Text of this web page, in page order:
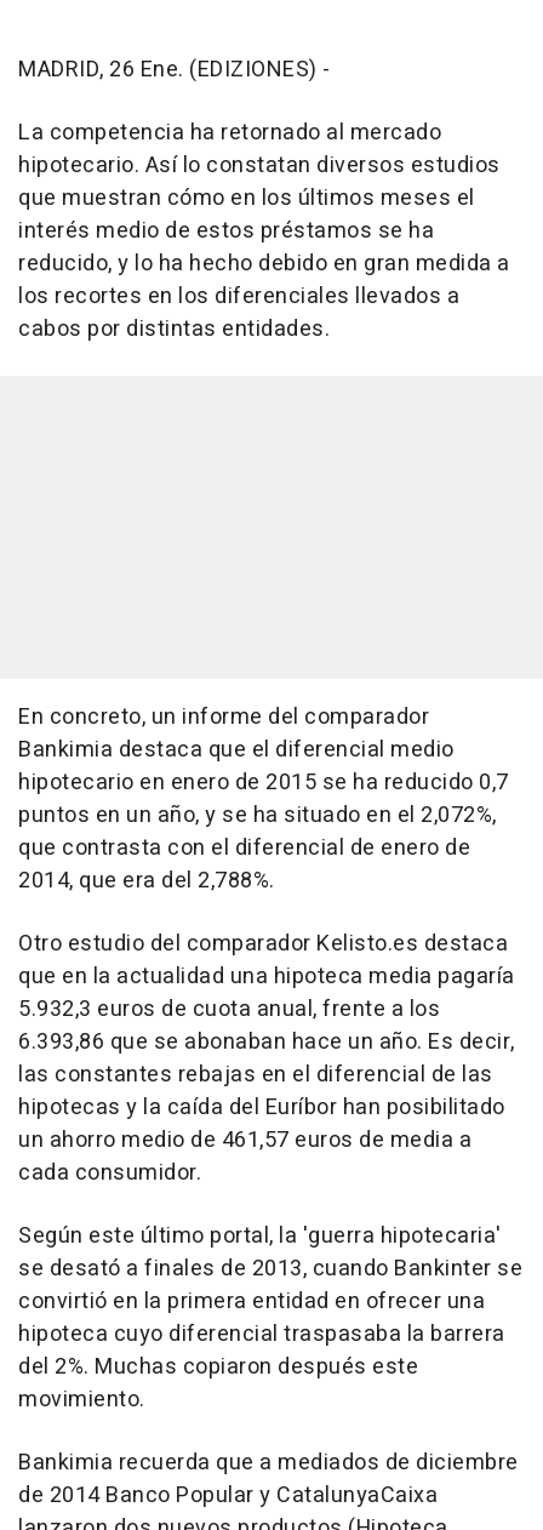
MADRID, 26 Ene. (EDIZIONES) -
La competencia ha retornado al mercado
hipotecario. Así lo constatan diversos estudios
que muestran cómo en los últimos meses el
interés medio de estos préstamos se ha
reducido, y lo ha hecho debido en gran medida a
los recortes en los diferenciales llevados a
cabos por distintas entidades.
En concreto, un informe del comparador
Bankimia destaca que el diferencial medio
hipotecario en enero de 2015 se ha reducido 0,7
puntos en un año, y se ha situado en el 2,072%,
que contrasta con el diferencial de enero de
2014, que era del 2,788%.
Otro estudio del comparador Kelisto.es destaca
que en la actualidad una hipoteca media pagaría
5.932,3 euros de cuota anual, frente a los
6.393,86 que se abonaban hace un año. Es decir,
las constantes rebajas en el diferencial de las
hipotecas y la caída del Euríbor han posibilitado
un ahorro medio de 461,57 euros de media a
cada consumidor.
Según este último portal, la 'guerra hipotecaria'
se desató a finales de 2013, cuando Bankinter se
convirtió en la primera entidad en ofrecer una
hipoteca cuyo diferencial traspasaba la barrera
del 2%. Muchas copiaron después este
movimiento.
Bankimia recuerda que a mediados de diciembre
de 2014 Banco Popular y CatalunyaCaixa